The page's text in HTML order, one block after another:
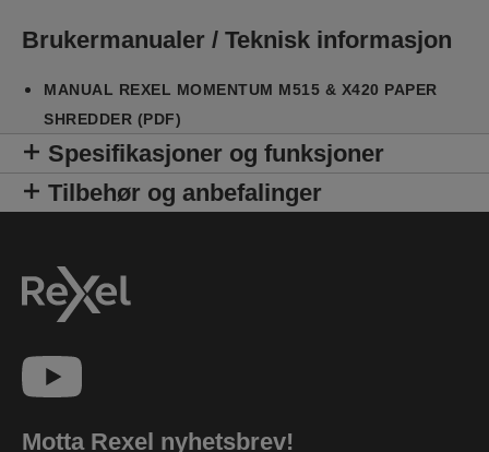
Brukermanualer / Teknisk informasjon
MANUAL REXEL MOMENTUM M515 & X420 PAPER
SHREDDER (PDF)
Spesifikasjoner og funksjoner
Tilbehør og anbefalinger
Motta Rexel nyhetsbrev!